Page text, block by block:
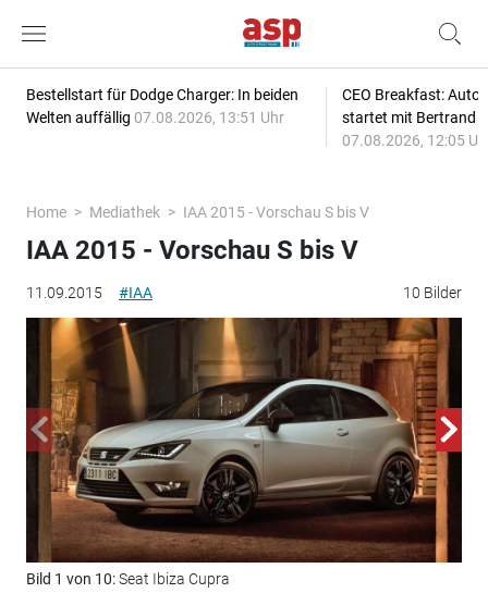
Bestellstart für Dodge Charger: In beiden
Welten auffällig 07.08.2026, 13:51 Uhr
CEO Breakfast:
startet mit Bertrand
07.08.2026, 12:05
Home Mediathek IAA 2015 - Vorschau S bis V
11.09.2015 #IAA 10 Bilder
IAA 2015 - Vorschau S bis V
Bild 1 von 10:Seat Ibiza Cupra